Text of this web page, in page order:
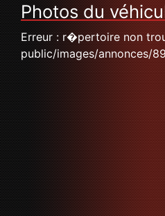
Photos du
Erreur : r�pertoire non
public/images/annonces/